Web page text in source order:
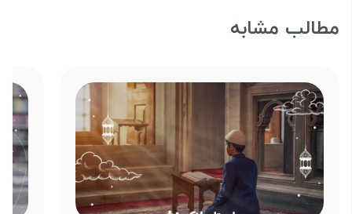
مطالب مشابه